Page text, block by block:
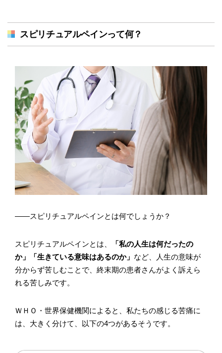
スピリチュアルペインって何？
――スピリチュアルペインとは何でしょうか？
スピリチュアルペインとは、
「私の人生は何だったの
か」「生きている意味はあるのか」 など、人生の意味が
分からず苦しむことで、終末期の患者さんがよく訴えら
れる苦しみです。
ＷＨＯ・世界保健機関によると、私たちの感じる苦痛に
は、大きく分けて、以下の4つがあるそうです。